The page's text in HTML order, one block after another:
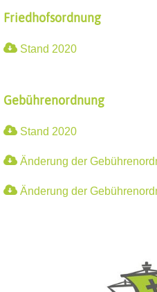
Friedhofsordnung
Stand 2020
Gebührenordnung
Stand 2020
Änderung der
Änderung der